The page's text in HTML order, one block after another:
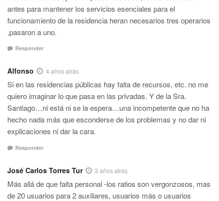
antes para mantener los servicios esenciales para el
funcionamiento de la residencia heran necesarios tres operarios
,pasaron a uno.
Responder
Alfonso 4 años atrás
Si en las residencias públicas hay falta de recursos, etc. no me
quiero imaginar lo que pasa en las privadas. Y de la Sra.
Santiago…ni está ni se la espera…una incompetente que no ha
hecho nada más que esconderse de los problemas y no dar ni
explicaciones ni dar la cara.
Responder
José Carlos Torres Tur 3 años atrás
Más allá de que falta personal -los ratios son vergonzosos, mas
de 20 usuarios para 2 auxiliares, usuarios más o usuarios